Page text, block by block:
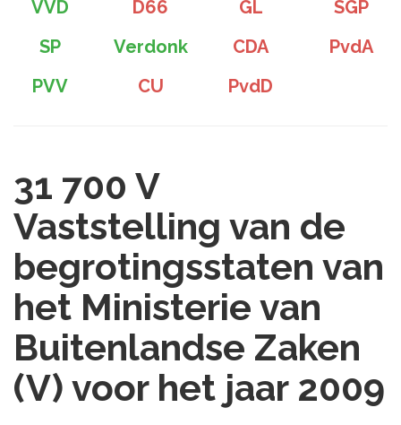
VVD D66 GL
SGP
SP
Verdonk CDA
PvdA
PVV
CU PvdD
31 700 V
Vaststelling van de
begrotingsstaten van
het Ministerie van
Buitenlandse Zaken
(V) voor het jaar 2009